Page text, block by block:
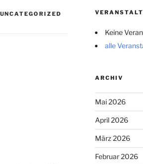
UNCATEGORIZED
Keine
alle
ARCHIV
Mai 2026
April 2026
März 2026
Februar 2026